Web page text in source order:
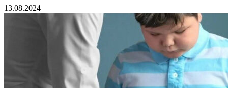
13.08.2024